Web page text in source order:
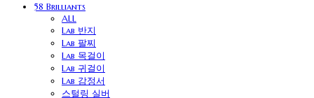
58 Brilliants
ALL
Lab 반지
Lab 팔찌
Lab 목걸이
Lab 귀걸이
Lab 감정서
스털링 실버